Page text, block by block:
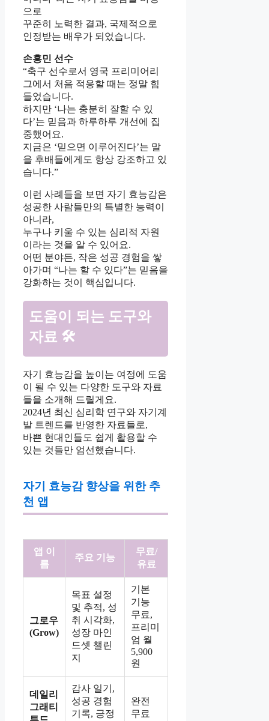
으로
꾸준히 노력한 결과, 국제적으로
인정받는 배우가 되었습니다.
손흥민 선수
“축구 선수로서 영국 프리미어리
그에서 처음 적응할 때는 정말 힘
들었습니다.
하지만 ‘나는 충분히 잘할 수 있
다’는 믿음과 하루하루 개선에 집
중했어요.
지금은 ‘믿으면 이루어진다’는 말
을 후배들에게도 항상 강조하고 있
습니다.”
이런 사례들을 보면 자기 효능감은
성공한 사람들만의 특별한 능력이
아니라,
누구나 키울 수 있는 심리적 자원
이라는 것을 알 수 있어요.
어떤 분야든, 작은 성공 경험을 쌓
아가며 “나는 할 수 있다”는 믿음을
강화하는 것이 핵심입니다.
도움이 되는 도구와
자료 🛠️
자기 효능감을 높이는 여정에 도움
이 될 수 있는 다양한 도구와 자료
들을 소개해 드릴게요.
2024년 최신 심리학 연구와 자기계
발 트렌드를 반영한 자료들로,
바쁜 현대인들도 쉽게 활용할 수
있는 것들만 엄선했습니다.
자기 효능감 향상을 위한 추
천 앱
앱 이
름
주요 기능
무료/
유료
그로우
(Grow)
목표 설정
및 추적, 성
취 시각화,
성장 마인
드셋 챌린
지
기본
기능
무료,
프리미
엄 월
5,900
원
데일리
그래티
감사 일기,
성공 경험
기록, 긍정
완전
무료